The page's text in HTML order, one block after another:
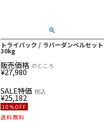
トライパック / ラバーダンベルセット
30kg
販売価格
¥27,980
のところ
SALE特価
¥25,182
税込
10％OFF
送料無料